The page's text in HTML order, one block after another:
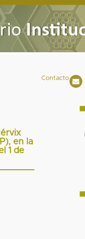
Contacto
en la
1 de